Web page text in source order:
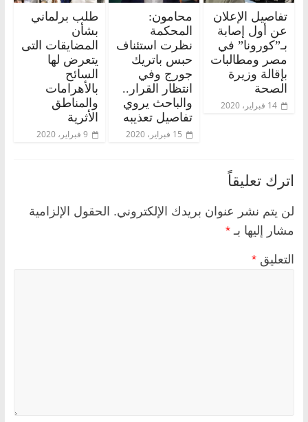
تفاصيل الإعلان
عن أول إصابة
بـ”كورونا” في
مصر ومطالبات
بإقالة وزيرة
الصحة
14 فبراير، 2020
محامون:
المحكمة
نظرت استئناف
حبس باتريك
جورج وفي
انتظار القرار..
والباحث يروي
تفاصيل تعذيبه
15 فبراير، 2020
طلب برلماني
بشأن
المضايقات التى
يتعرض لها
السائح
بالأهرامات
والمناطق
الأثرية
9 فبراير، 2020
اترك تعليقاً
لن يتم نشر عنوان بريدك الإلكتروني. الحقول الإلزامية
مشار إليها بـ *
التعليق *